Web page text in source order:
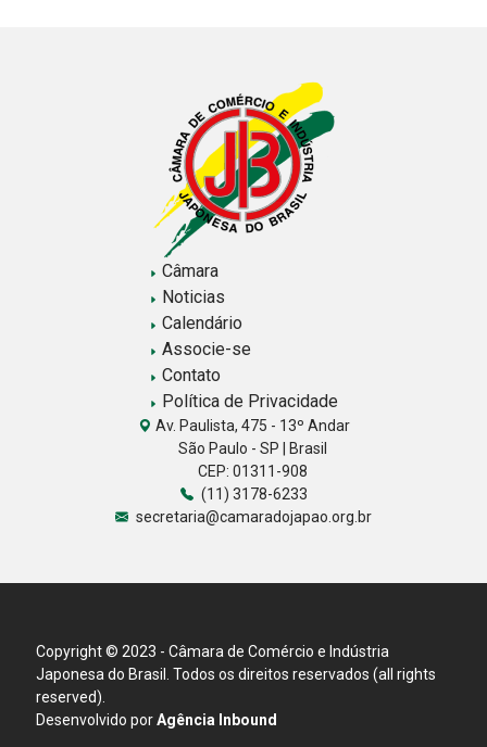
Câmara
Noticias
Calendário
Associe-se
Contato
Política de Privacidade
Av. Paulista, 475 - 13º Andar
São Paulo - SP | Brasil
CEP: 01311-908
(11) 3178-6233
secretaria@camaradojapao.org.br
Copyright © 2023 - Câmara de Comércio e Indústria
Japonesa do Brasil. Todos os direitos reservados (all rights
reserved).
Desenvolvido porAgência Inbound